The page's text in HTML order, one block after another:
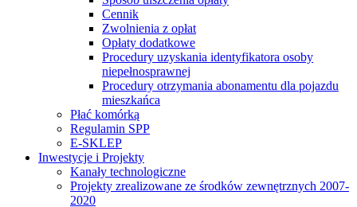
Cennik
Zwolnienia z opłat
Opłaty dodatkowe
Procedury uzyskania identyfikatora osoby
niepełnosprawnej
Procedury otrzymania abonamentu dla pojazdu
mieszkańca
Płać komórką
Regulamin SPP
E-SKLEP
Inwestycje i Projekty
Kanały technologiczne
Projekty zrealizowane ze środków zewnętrznych 2007-
2020